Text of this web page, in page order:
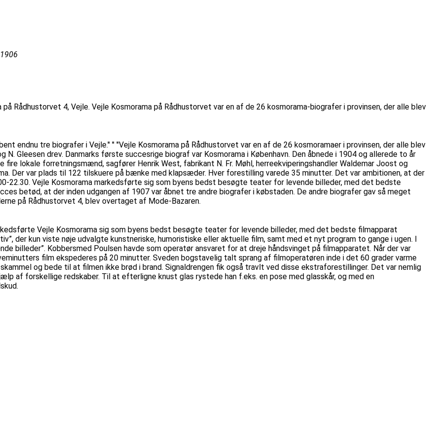
Rådhustorvet 4, Vejle. Vejle Kosmorama på Rådhustorvet var en af de 26 kosmorama-biografer i provinsen, der alle blev
endnu tre biografer i Vejle.'' '' ''Vejle Kosmorama på Rådhustorvet var en af de 26 kosmoramaer i provinsen, der alle blev
N. Gleesen drev. Danmarks første succesrige biograf var Kosmorama i København. Den åbnede i 1904 og allerede to år
lokale forretningsmænd, sagfører Henrik West, fabrikant N. Fr. Møhl, herreekviperingshandler Waldemar Joost og
Der var plads til 122 tilskuere på bænke med klapsæder. Hver forestilling varede 35 minutter. Det var ambitionen, at der
22.30. Vejle Kosmorama markedsførte sig som byens bedst besøgte teater for levende billeder, med det bedste
betød, at der inden udgangen af 1907 var åbnet tre andre biografer i købstaden. De andre biografer gav så meget
på Rådhustorvet 4, blev overtaget af Mode-Bazaren.
Vejle Kosmorama sig som byens bedst besøgte teater for levende billeder, med det bedste filmapparat
der kun viste nøje udvalgte kunstneriske, humoristiske eller aktuelle film, samt med et nyt program to gange i ugen. I
billeder”. Kobbersmed Poulsen havde som operatør ansvaret for at dreje håndsvinget på filmapparatet. Når der var
film ekspederes på 20 minutter. Sveden bogstavelig talt sprang af filmoperatøren inde i det 60 grader varme
og bede til at filmen ikke brød i brand. Signaldrengen fik også travlt ved disse ekstraforestillinger. Det var nemlig
af forskellige redskaber. Til at efterligne knust glas rystede han f.eks. en pose med glasskår, og med en